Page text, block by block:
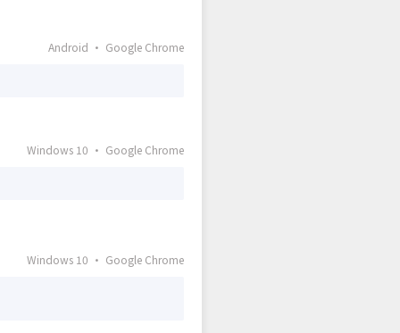
Android · Google Chrome
Windows 10 · Google Chrome
Windows 10 · Google Chrome